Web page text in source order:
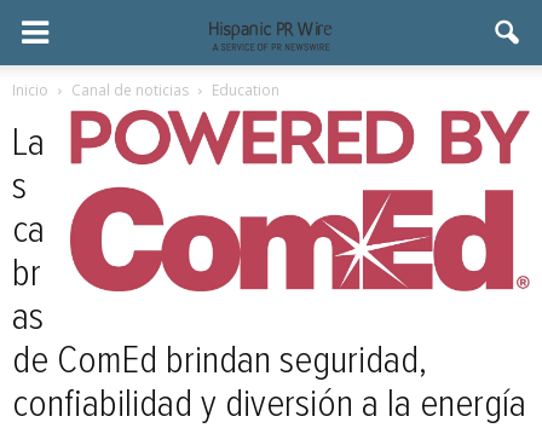
Inicio Canal de noticias Education
La
s
ca
br
as
de ComEd brindan seguridad,
confiabilidad y diversión a la energía